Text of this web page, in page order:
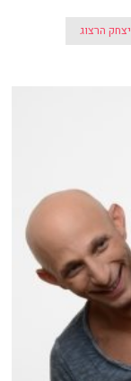
יצחק הרצוג